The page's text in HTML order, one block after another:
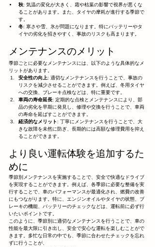
秋: 気温の変化が大きく、霜や枯葉の影響で視界が悪くな
ることがあります。また、タイヤの摩耗が進行する季節で
す。
冬: 寒さや雪、氷が問題になります。特にバッテリーやタ
イヤの劣化を招きやすく、事故のリスクも高まります。
メンテナンスのメリット
季節ごとに必要なメンテナンスには、以下のような具体的なメ
リットがあります。
安全性の向上: 適切なメンテナンスを行うことで、事故の
リスクを減少させることができます。例えば、冬用タイヤ
への交換、ブレーキ点検などは、特に重要です。
車両の寿命延長: 定期的な点検とメンテナンスにより、部
品の劣化を早期に発見し、修理や交換を行うことで、車両
の寿命を延ばすことができます。
経済的なメリット: 丁寧にメンテナンスを行うことで、大
きな故障を未然に防ぎ、長期的には高額な修理費用を抑え
ることができます。
より良い運転体験を追加するた
めに
季節別メンテナンスを実施することで、安全で快適なドライブ
を実現することができます。例えば、各季節に必要な整備を実
行することで、車のパフォーマンスが最適化され、燃費の改善
にもつながります。特に、エンジンオイルやタイヤの状態、ブ
レーキの機能、バッテリーのチェックなどは、運転前に必ず行
いたいポイントです。
このように、季節別に適切なメンテナンスを行うことで、車の
性能を最大限に引き出し、安全で安心な運転を楽しむことがで
きます。多忙な日常の中でも、季節に合わせたチェックを忘れ
ずに行うことが、